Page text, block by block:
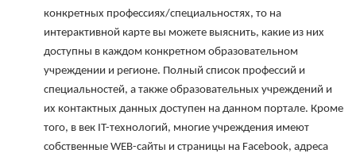
конкретных профессиях/специальностях, то на
интерактивной карте вы можете выяснить, какие из них
доступны в каждом конкретном образовательном
учреждении и регионе. Полный список профессий и
специальностей, а также образовательных учреждений и
их контактных данных доступен на данном портале. Кроме
того, в век IT-технологий, многие учреждения имеют
собственные WEB-сайты и страницы на Facebook, адреса